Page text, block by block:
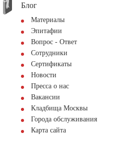
Блог
Материалы
Эпитафии
Вопрос - Ответ
Сотрудники
Сертификаты
Новости
Пресса о нас
Вакансии
Кладбища Москвы
Города обслуживания
Карта сайта